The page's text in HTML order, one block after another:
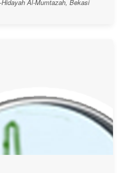
Al-Mumtazah, Bekasi